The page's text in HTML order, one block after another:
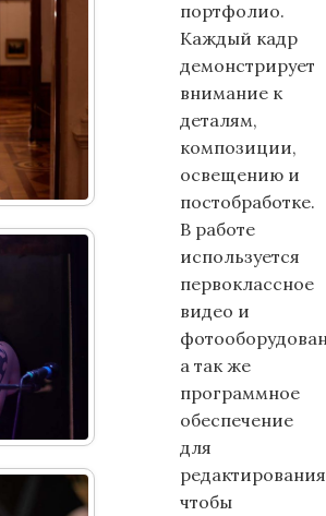
портфолио.
Каждый кадр
демонстрирует
внимание к
деталям,
композиции,
освещению и
постобработке.
В работе
используется
первоклассное
видео и
а так же
программное
обеспечение
для
чтобы